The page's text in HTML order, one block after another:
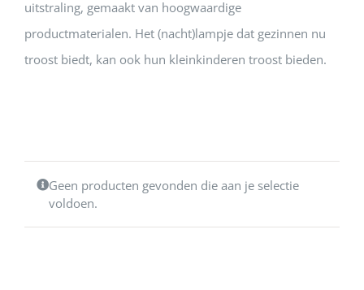
uitstraling, gemaakt van hoogwaardige
productmaterialen. Het (nacht)lampje dat gezinnen nu
troost biedt, kan ook hun kleinkinderen troost bieden.
Geen producten gevonden die aan je selectie
voldoen.